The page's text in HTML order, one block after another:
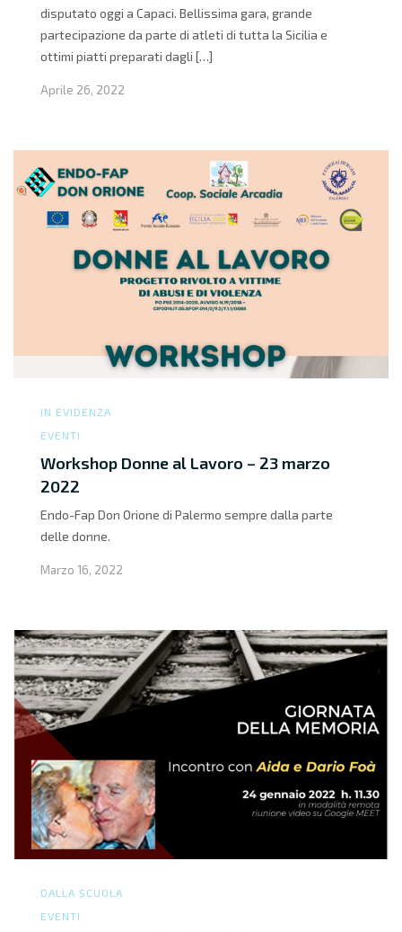
disputato oggi a Capaci. Bellissima gara, grande
partecipazione da parte di atleti di tutta la Sicilia e
ottimi piatti preparati dagli […]
Aprile 26, 2022
IN EVIDENZA
EVENTI
Workshop Donne al Lavoro – 23 marzo
2022
Endo-Fap Don Orione di Palermo sempre dalla parte
delle donne.
Marzo 16, 2022
DALLA SCUOLA
EVENTI